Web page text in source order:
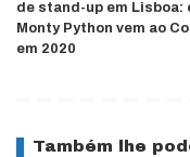
de stand-up em Lisboa:
Monty Python vem ao
em 2020
Também lhe